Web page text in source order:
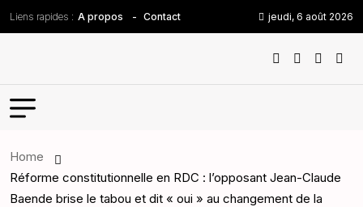
Liens rapides : A propos Contact jeudi, 6 août 2026
Home
Réforme constitutionnelle en RDC : l’opposant Jean-Claude
Baende brise le tabou et dit « oui » au changement de la